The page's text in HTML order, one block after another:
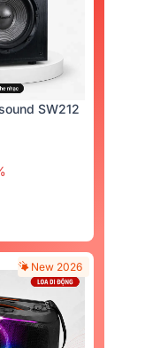
SW212
New 2026